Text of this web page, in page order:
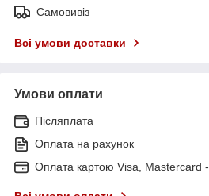
Самовивіз
Всі умови доставки
Умови оплати
Післяплата
Оплата на рахунок
Оплата картою Visa, Mastercard